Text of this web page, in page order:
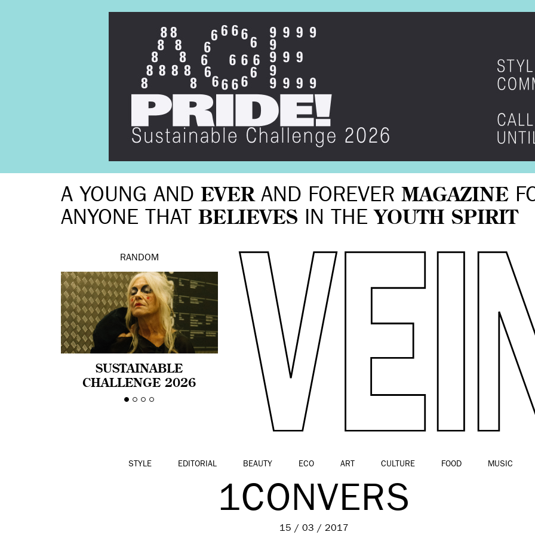
A YOUNG AND EVERAND FOREVER MAGAZINE
ANYONE THAT BELIEVES IN THE YOUTH SPIRIT
RANDOM
SUSTAINABLE
CHALLENGE 2026
CELEBRA LA
STYLE EDITORIAL BEAUTY ECO ART CULTURE FOOD MUSIC
1CONVERS
15 / 03 / 2017